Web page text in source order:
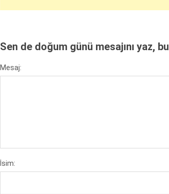
Sen de doğum günü mesajını yaz,
Mesaj:
İsim: